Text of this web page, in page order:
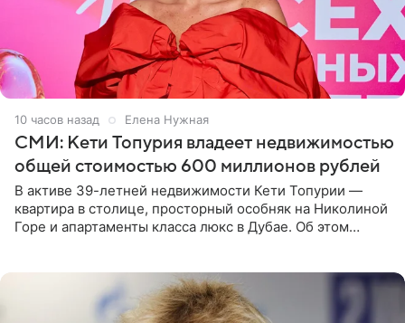
10 часов назад Елена Нужная
СМИ: Кети Топурия владеет недвижимостью
общей стоимостью 600 миллионов рублей
В активе 39-летней недвижимости Кети Топурии —
квартира в столице, просторный особняк на Николиной
Горе и апартаменты класса люкс в Дубае. Об этом